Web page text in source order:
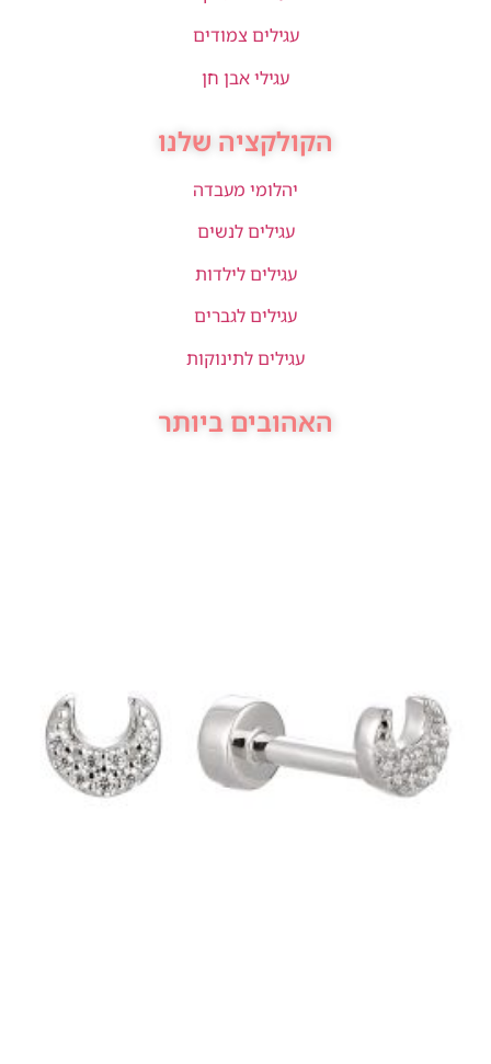
עגילים צמודים
עגילי אבן חן
הקולקציה שלנו
יהלומי מעבדה
עגילים לנשים
עגילים לילדות
עגילים לגברים
עגילים לתינוקות
האהובים ביותר